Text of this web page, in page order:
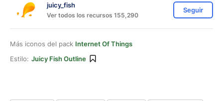
juicy_fish
Ver todos los recursos 155,290
Seguir
Más iconos del pack Internet Of Things
Estilo: Juicy Fish Outline